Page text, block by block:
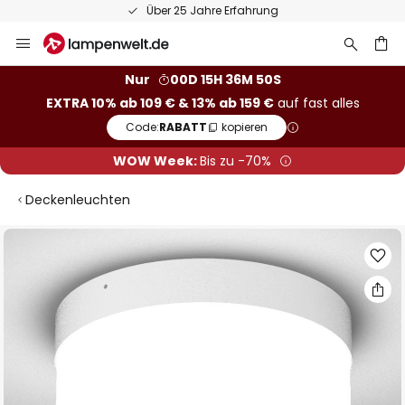
Über 25 Jahre Erfahrung
Inhalt
Nur
00D 15H 36M 49S
EXTRA 10% ab 109 € & 13% ab 159 €auf fast alles
Code:RABATT kopieren
WOW Week:Bis zu -70%
Deckenleuchten
Zum
Bildgalerie
springen